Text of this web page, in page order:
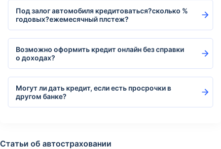
Под залог автомобиля кредитоваться?сколько %
годовых?ежемесячный плстеж?
Возможно оформить кредит онлайн без справки
о доходах?
Могут ли дать кредит, если есть просрочки в
другом банке?
Статьи об автостраховании